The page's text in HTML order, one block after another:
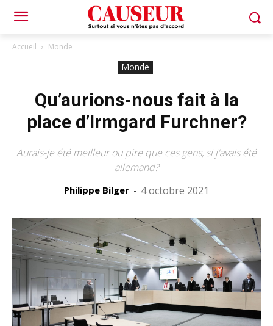
Accueil Monde
Monde
Qu’aurions-nous fait à la
place d’Irmgard Furchner?
Aurais-je été meilleur ou pire que ces gens, si j'avais été
allemand?
Philippe Bilger - 4 octobre 2021